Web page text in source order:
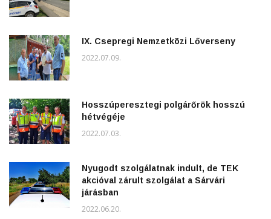
IX. Csepregi Nemzetközi Lőverseny
2022.07.09.
Hosszúperesztegi polgárőrök hosszú
hétvégéje
2022.07.03.
Nyugodt szolgálatnak indult, de TEK
akcióval zárult szolgálat a Sárvári
járásban
2022.06.20.